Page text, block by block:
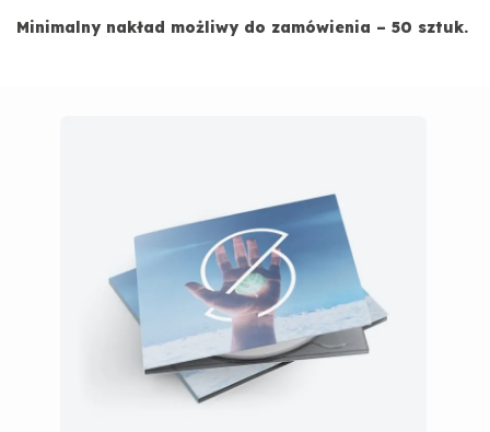
Minimalny nakład możliwy do zamówienia – 50 sztuk.